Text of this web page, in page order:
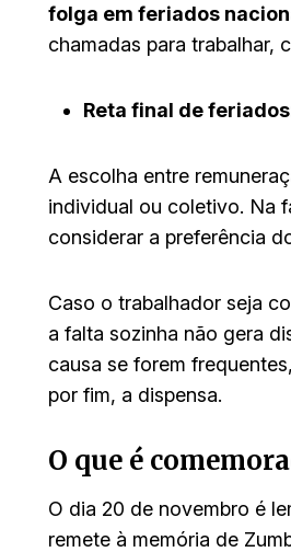
folga em feriados
chamadas para trabalhar,
Reta final de
A escolha entre
individual ou coletivo. Na
considerar a preferência
Caso o trabalhador seja
a falta sozinha não gera
causa se forem
por fim, a dispensa.
O que é
O dia 20 de novembro é
remete à memória de